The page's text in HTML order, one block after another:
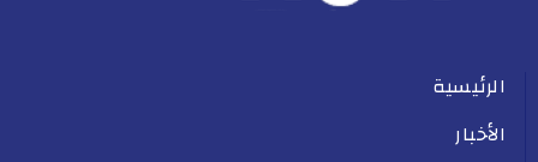
الرئيسية
الأخبار